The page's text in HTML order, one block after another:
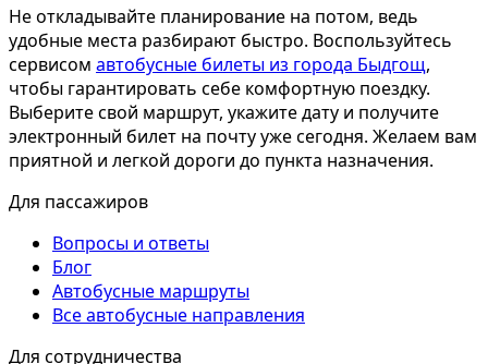
Не откладывайте планирование на потом, ведь
удобные места разбирают быстро. Воспользуйтесь
сервисом автобусные билеты из города Быдгощ,
чтобы гарантировать себе комфортную поездку.
Выберите свой маршрут, укажите дату и получите
электронный билет на почту уже сегодня. Желаем вам
приятной и легкой дороги до пункта назначения.
Для пассажиров
Вопросы и ответы
Блог
Автобусные маршруты
Все автобусные направления
Для сотрудничества